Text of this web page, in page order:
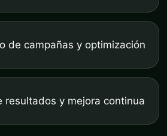
de campañas y optimización
resultados y mejora continua